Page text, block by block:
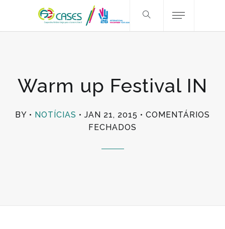
Warm up Festival IN
BY NOTÍCIAS JAN 21, 2015
COMENTÁRIOS
FECHADOS